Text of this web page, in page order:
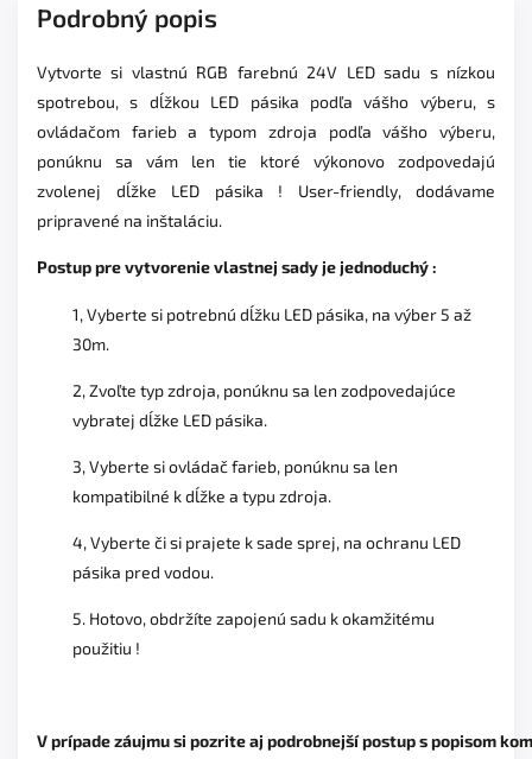
Podrobný popis
Vytvorte si vlastnú RGB farebnú 24V LED sadu s nízkou
spotrebou, s dĺžkou LED pásika podľa vášho výberu, s
ovládačom farieb a typom zdroja podľa vášho výberu,
ponúknu sa vám len tie ktoré výkonovo zodpovedajú
zvolenej dĺžke LED pásika ! User-friendly, dodávame
pripravené na inštaláciu.
Postup pre vytvorenie vlastnej sady je jednoduchý :
1, Vyberte si potrebnú dĺžku LED pásika, na výber 5 až
30m.
2, Zvoľte typ zdroja, ponúknu sa len zodpovedajúce
vybratej dĺžke LED pásika.
3, Vyberte si ovládač farieb, ponúknu sa len
kompatibilné k dĺžke a typu zdroja.
4, Vyberte či si prajete k sade sprej, na ochranu LED
pásika pred vodou.
5. Hotovo, obdržíte zapojenú sadu k okamžitému
použitiu !
V prípade záujmu si pozrite aj podrobnejší postup s popisom